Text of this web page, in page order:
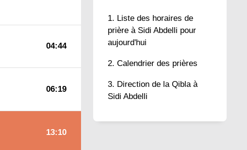
Liste des horaires de
prière à Sidi Abdelli pour
aujourd'hui
Calendrier des prières
Direction de la Qibla à
Sidi Abdelli
04:44
06:19
13:10